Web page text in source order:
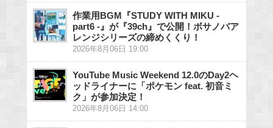
作業用BGM『STUDY WITH MIKU -
part6 -』が『39ch』で公開！ボサノバア
レンジシリーズの締めくくり！
2026年8月06日 19:00
YouTube Music Weekend 12.0のDay2ヘ
ッドライナーに「ポケモン feat. 初音ミ
ク」が参加決定！
2026年8月06日 14:00